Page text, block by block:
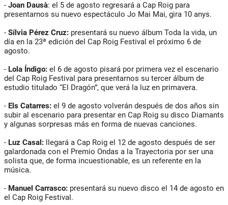
- Joan Dausà: el 5 de agosto regresará a Cap Roig para
presentarnos su nuevo espectáculo Jo Mai Mai, gira 10 anys.
- Sílvia Pérez Cruz: presentará su nuevo álbum Toda la vida, un
día en la 23ª edición del Cap Roig Festival el próximo 6 de
agosto.
- Lola Índigo: el 6 de agosto pisará por primera vez el escenario
del Cap Roig Festival para presentarnos su tercer álbum de
estudio titulado “El Dragón”, que verá la luz en primavera.
- Els Catarres: el 9 de agosto volverán después de dos años sin
subir al escenario para presentar en Cap Roig su disco Diamants
y algunas sorpresas más en forma de nuevas canciones.
- Luz Casal: llegará a Cap Roig el 12 de agosto después de ser
galardonada con el Premio Ondas a la Trayectoria por ser una
solista que, de forma incuestionable, es un referente en la
música.
- Manuel Carrasco: presentará su nuevo disco el 14 de agosto en
el Cap Roig Festival.